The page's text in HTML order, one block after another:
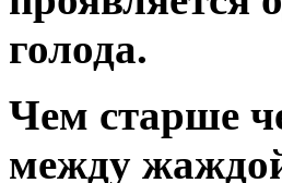
голода.
Чем старше
между